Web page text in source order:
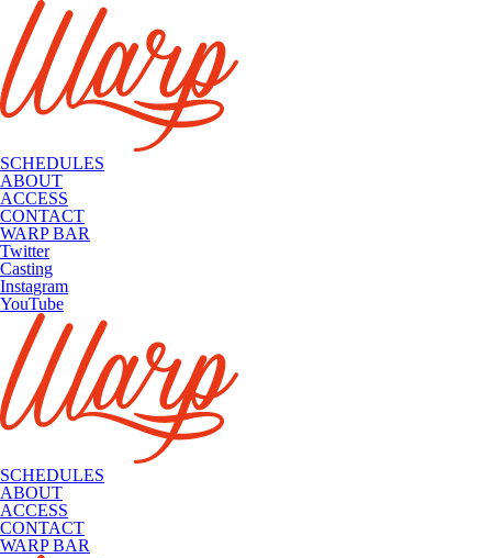
SCHEDULES
ABOUT
ACCESS
CONTACT
WARP BAR
Twitter
Casting
Instagram
YouTube
SCHEDULES
ABOUT
ACCESS
CONTACT
WARP BAR